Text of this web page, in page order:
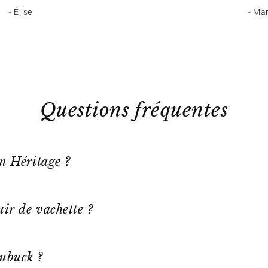
- Élise -
Questions fréquentes
Héritage ?
de vachette ?
?